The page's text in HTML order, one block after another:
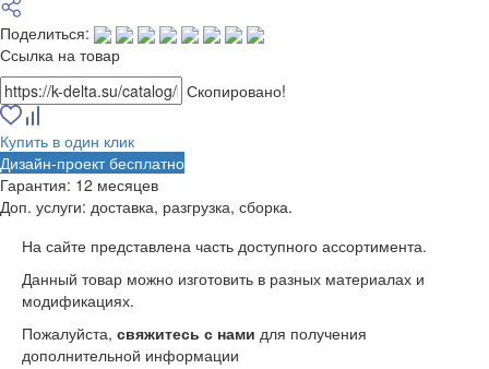
Поделиться:
Ссылка на товар
Скопировано!
Купить в один клик
Дизайн-проект бесплатно
Гарантия: 12 месяцев
Доп. услуги: доставка, разгрузка, сборка.
На сайте представлена часть доступного ассортимента.
Данный товар можно изготовить в разных материалах и
модификациях.
Пожалуйста, свяжитесь с нами для получения
дополнительной информации